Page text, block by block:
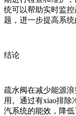
统可以帮助实时监
题，进一步提高系统
结论
疏水阀在减少能源
用。通过有xiao排
汽系统的能效，降